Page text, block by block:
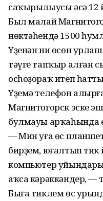
саҡырылыусы әсә 12
Был малай
нөктәһендә 1500
Үҙенән ни өсөн
тәүге тапҡыр алған
осһоҙораҡ итеп
Үҙемә телефон
Магнитогорск эске
булмауы арҡаһында
— Мин уға өс
бирҙем, юғалтып тик
компьютер уйындары
аҡса кәрәккәндер,
Быға тиклем өс